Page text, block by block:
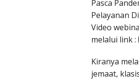
Pasca
Pelayanan
Video
melalui link :
Kiranya
jemaat,